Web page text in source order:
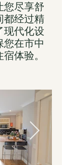
您尽享舒
都经过精
现代化设
您在市中
体验。